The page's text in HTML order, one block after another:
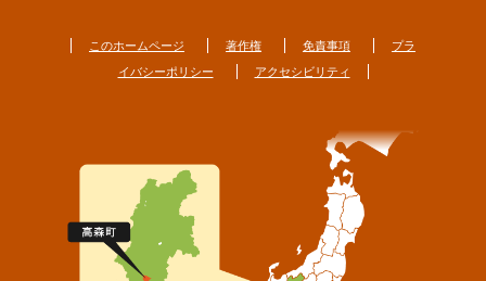
このホームページ 著作権 免責事項
プラ
イバシーポリシー
アクセシビリティ